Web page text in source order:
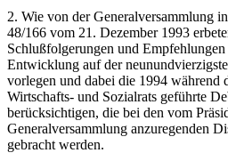
2. Wie von der Generalversammlung
48/166 vom 21. Dezember 1993
Schlußfolgerungen und
Entwicklung auf der
vorlegen und dabei die 1994 während
Wirtschafts- und Sozialrats geführte
berücksichtigen, die bei den vom
Generalversammlung anzuregenden
gebracht werden.